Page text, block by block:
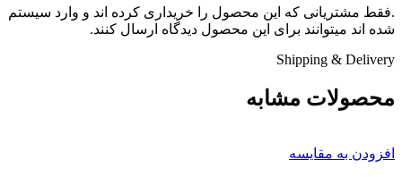
.فقط مشتریانی که این محصول را خریداری کرده اند و وارد سیستم
شده اند میتوانند برای این محصول دیدگاه ارسال کنند.
Shipping & Delivery
محصولات مشابه
افزودن به مقایسه